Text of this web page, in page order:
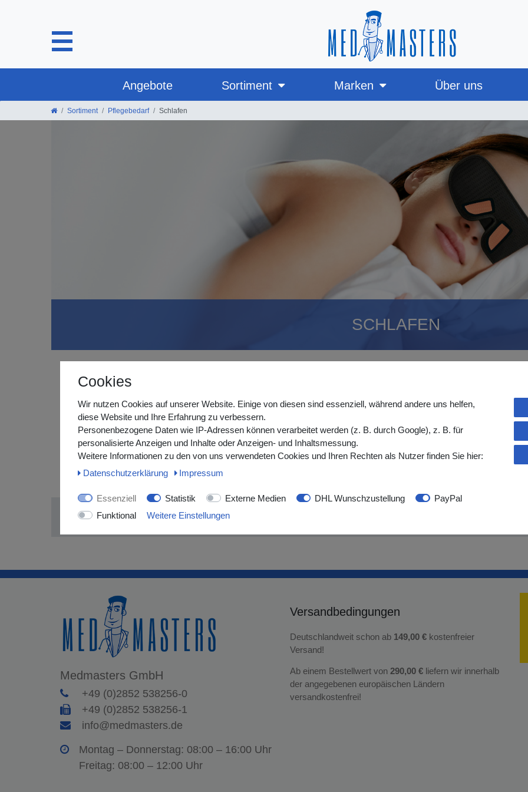
Angebote Sortiment Marken Über uns
Sortiment Pflegebedarf Schlafen
SCHLAFEN
Erholsamer Schlaf – Ihr Schlüssel zu mehr Wohlbefinden
In unserer KategorieSCHLAFENfinden Sie ausgewählte Produkte, die Ihren Schlaf verbessern und Ihre Nächte
über atmungsaktive Bettauflagen bis hin zu praktischen Lagerungshilfen – wir bieten Ihnen funktionale und komfortable
Aufwachen.
Ob zur Unterstützung der Liegeposition, zur Linderung von Beschwerden oder einfach für ein besseres Schlafklima –
hohem Komfort. Ideal für Zuhause, auf Reisen oder im Pflegealltag.
Medmasters GmbH
+49 (0)2852 538256-0
+49 (0)2852 538256-1
info@medmasters.de
Montag – Donnerstag: 08:00 – 16:00 Uhr
Freitag: 08:00 – 12:00 Uhr
Versandbedingungen
Deutschlandweit schon ab 149,00 € kostenfreier
Versand!
Ab einem Bestellwert von 290,00 € liefern wir innerhalb
der angegebenen europäischen Ländern
versandkostenfrei!
Cookies
Wir nutzen Cookies auf unserer Website. Einige von diesen sind essenziell, während andere uns helfen,
diese Website und Ihre Erfahrung zu verbessern.
Personenbezogene Daten wie IP-Adressen können verarbeitet werden (z. B. durch Google), z. B. für
personalisierte Anzeigen und Inhalte oder Anzeigen- und Inhaltsmessung.
Weitere Informationen zu den von uns verwendeten Cookies und Ihren Rechten als Nutzer finden Sie hier:
Daten­schutz­erklärung
Impressum
Essenziell Statistik Externe Medien DHL Wunschzustellung
PayPal
Funktional
Weitere Einstellungen